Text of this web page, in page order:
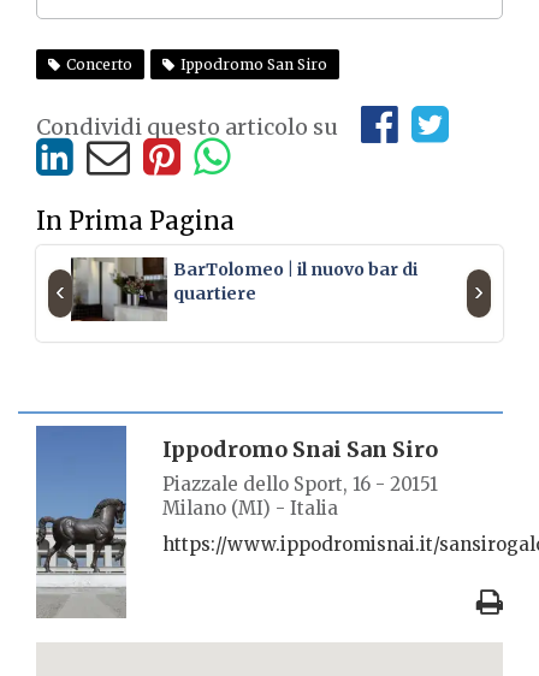
Concerto Ippodromo San Siro
Condividi questo articolo su
In Prima Pagina
BarTolomeo | il nuovo bar di
quartiere
‹ ›
Ippodromo Snai San Siro
Piazzale dello Sport, 16 - 20151
Milano (MI) - Italia
https://www.ippodromisnai.it/